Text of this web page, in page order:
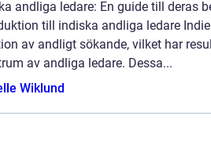
andliga ledare: En guide till deras
till indiska andliga ledare
av andligt sökande, vilket har
av andliga ledare. Dessa...
Wiklund